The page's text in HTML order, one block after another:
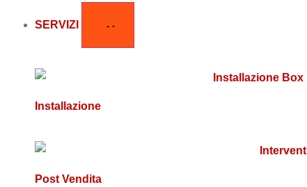
SERVIZI
Installazione
Post Vendita